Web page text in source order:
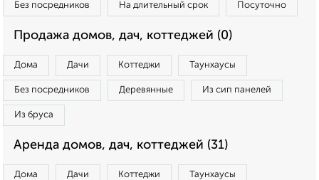
Без посредников На длительный срок Посуточно
Продажа домов, дач, коттеджей (0)
Дома Дачи Коттеджи Таунхаусы
Без посредников Деревянные Из сип панелей
Из бруса
Аренда домов, дач, коттеджей (31)
Дома Дачи Коттеджи Таунхаусы